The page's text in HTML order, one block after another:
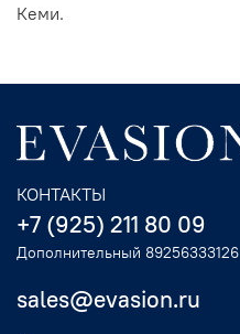
Кеми.
КОНТАКТЫ
+7 (925) 211 80 09
Дополнительный 89256333126
sales@evasion.ru